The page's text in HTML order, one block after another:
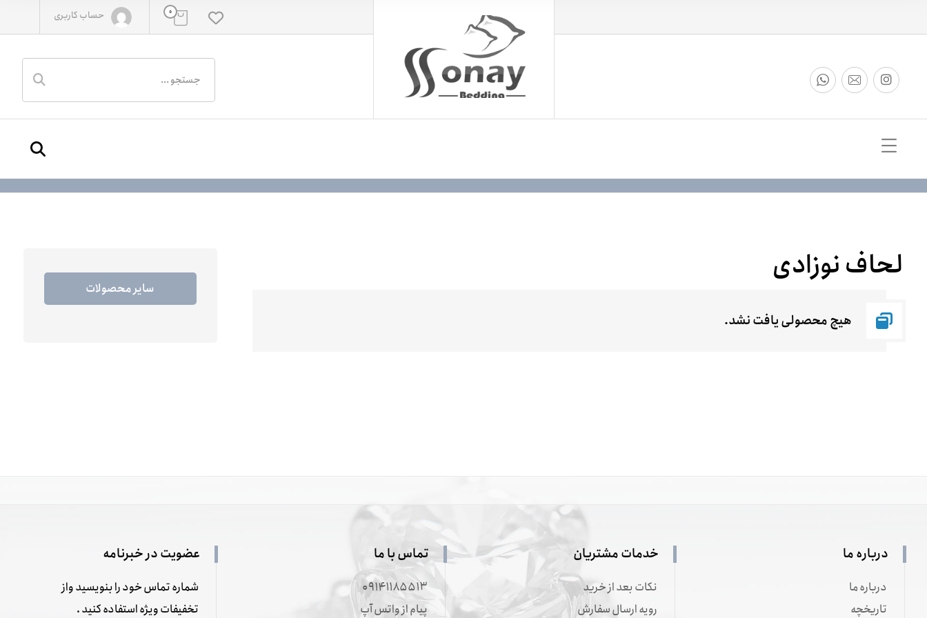
حساب کاربری 0
لحاف نوزادی
هیچ محصولی یافت نشد.
سایر محصولات
درباره ما
درباره ما
تاریخچه
خدمات مشتریان
نکات بعد از خرید
رویه ارسال سفارش
تماس با ما
۰۹۱۴۱۱۸۵۵۱۳
پیام از واتس آپ
عضویت در خبرنامه
شماره تماس خود را بنویسید واز
تخفیفات ویژه استفاده کنید .